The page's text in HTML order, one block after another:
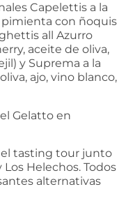
Capelettis a la
pimienta con ñoquis
all Azurro
aceite de oliva,
y Suprema a la
ajo, vino blanco,
Gelatto en
el tasting tour junto
Los Helechos. Todos
alternativas